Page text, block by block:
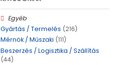
Egyéb
Gyártás / Termelés (216)
Mérnök / Műszaki (111)
Beszerzés / Logisztika / Szállítás
(44)